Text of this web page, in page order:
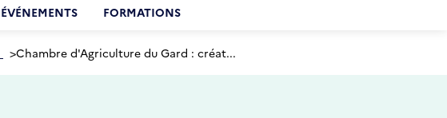
ÉVÉNEMENTS FORMATIONS
>Chambre d'Agriculture du Gard : créat...